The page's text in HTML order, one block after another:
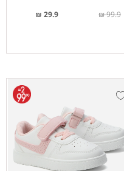
29.9 ₪ 99.9 ₪